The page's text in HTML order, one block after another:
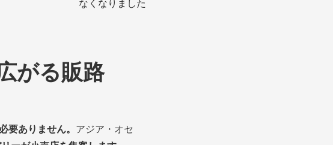
なくなりました
がる販路
要ありません。 アジア・オセ